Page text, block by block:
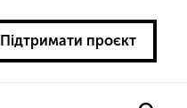
Підтримати проєкт